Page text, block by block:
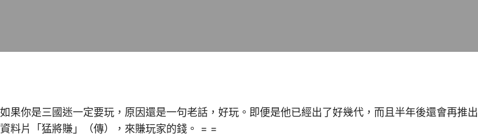
如果你是三國迷一定要玩，原因還是一句老話，好玩。即便是他已經出了好幾代，而且半年後還會再推出
資料片「猛將賺」（傳），來賺玩家的錢。 = =